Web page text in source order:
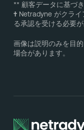
** 顧客データに基づき
†Netradyne がクライ
る承認を受ける必要が
画像は説明のみを目
場合があります。